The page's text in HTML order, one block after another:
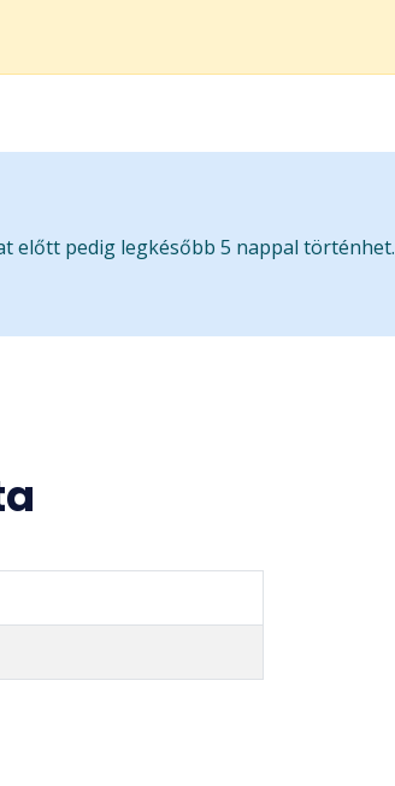
előtt pedig legkésőbb 5 nappal történhet.